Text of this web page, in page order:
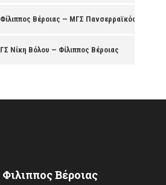
Φίλιππος Βέροιας — ΜΓΣ Πανσερραϊκός
ΓΣ Νίκη Βόλου — Φίλιππος Βέροιας
Φιλιππος Βέροιας